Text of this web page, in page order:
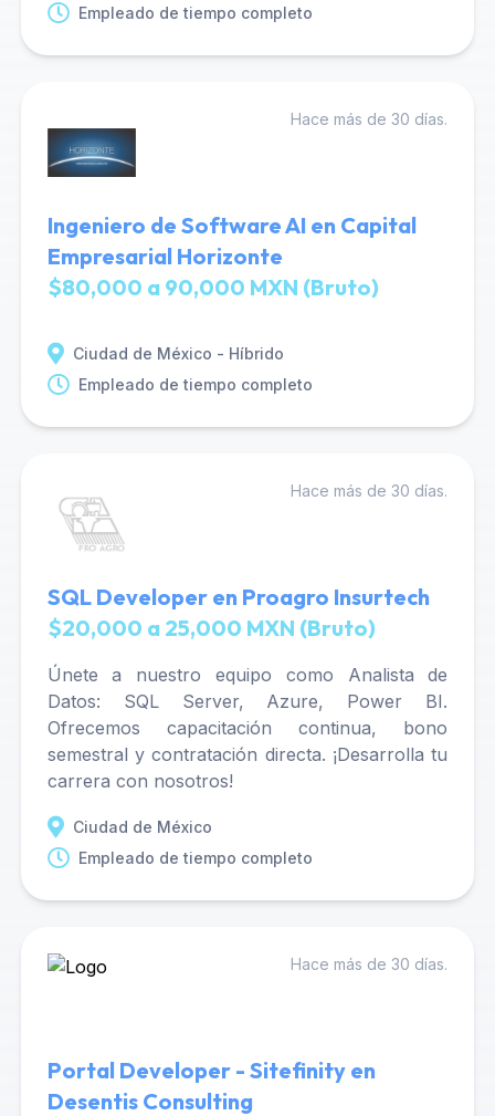
Empleado de tiempo completo
Hace más de 30 días.
Ingeniero de Software AI en Capital
Empresarial Horizonte
$80,000 a 90,000 MXN (Bruto)
Ciudad de México - Híbrido
Empleado de tiempo completo
Hace más de 30 días.
SQL Developer en Proagro Insurtech
$20,000 a 25,000 MXN (Bruto)
Únete a nuestro equipo como Analista de
Datos: SQL Server, Azure, Power BI.
Ofrecemos capacitación continua, bono
semestral y contratación directa. ¡Desarrolla tu
carrera con nosotros!
Ciudad de México
Empleado de tiempo completo
Hace más de 30 días.
Portal Developer - Sitefinity en
Desentis Consulting